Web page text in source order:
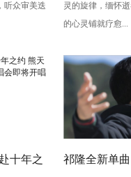
听众审美迭
灵的旋律，缅怀
的心灵铺就疗愈...
十年之 祁隆全新单